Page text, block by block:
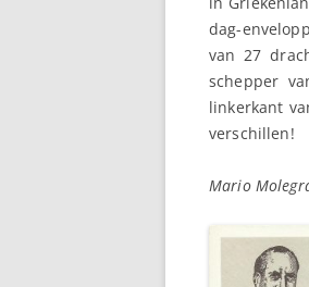
dag-
van 27
schepper
linkerkant
verschillen!
Mario Mo